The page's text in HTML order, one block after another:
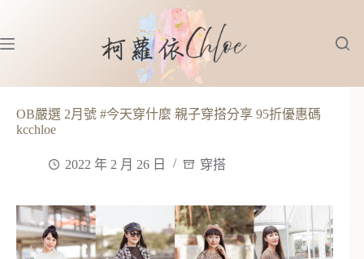
主
內
OB嚴選 2月號 #今天穿什麼 親子穿搭分享 95折優惠碼
kcchloe
2022 年 2 月 26 日 穿搭